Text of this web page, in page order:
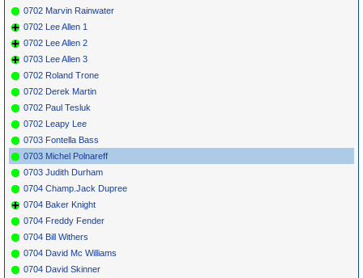
0702 Marvin Rainwater
0702 Lee Allen 1
0702 Lee Allen 2
0703 Lee Allen 3
0702 Roland Trone
0702 Derek Martin
0702 Paul Tesluk
0702 Leapy Lee
0703 Fontella Bass
0703 Michel Polnareff
0703 Judith Durham
0704 Champ.Jack Dupree
0704 Baker Knight
0704 Freddy Fender
0704 Bill Withers
0704 David Mc Williams
0704 David Skinner